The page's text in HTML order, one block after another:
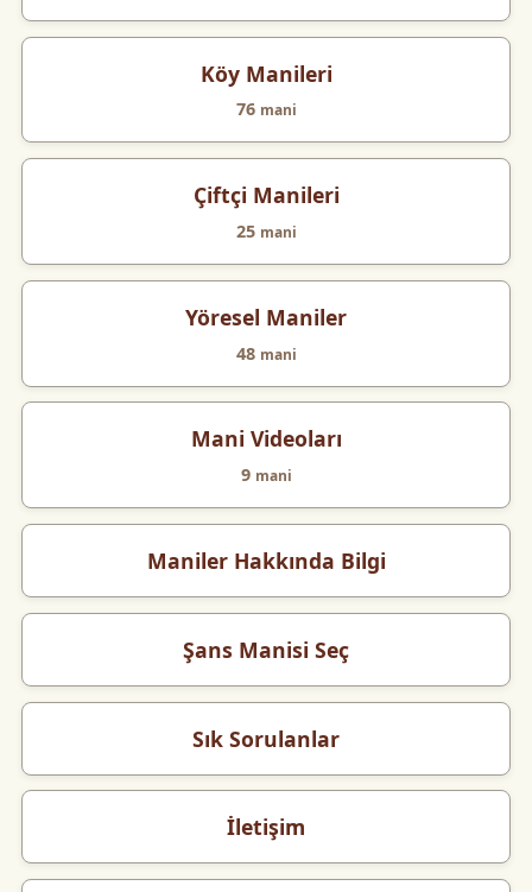
Köy Manileri
76 mani
Çiftçi Manileri
25 mani
Yöresel Maniler
48 mani
Mani Videoları
9 mani
Maniler Hakkında Bilgi
Şans Manisi Seç
Sık Sorulanlar
İletişim